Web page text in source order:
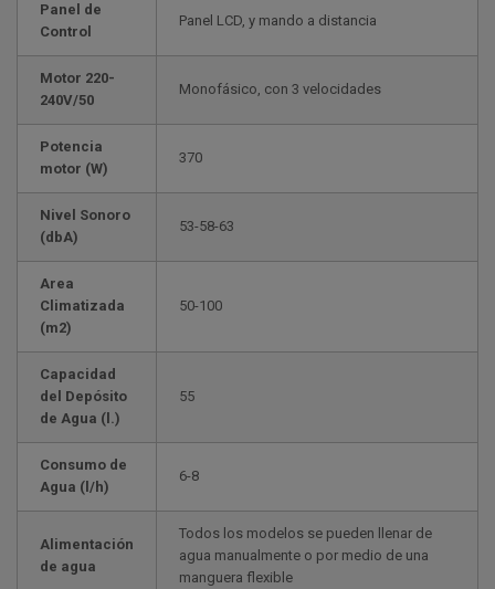
Panel de
Control
Panel LCD, y mando a distancia
Motor 220-
240V/50
Monofásico, con 3 velocidades
Potencia
motor (W)
370
Nivel Sonoro
(dbA)
53-58-63
Area
Climatizada
(m2)
50-100
Capacidad
del Depósito
de Agua (l.)
55
Consumo de
Agua (l/h)
6-8
Alimentación
de agua
Todos los modelos se pueden llenar de
agua manualmente o por medio de una
manguera flexible